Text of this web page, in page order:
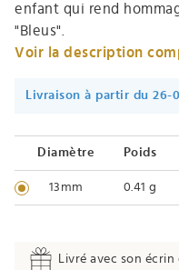
enfant qui rend
"Bleus".
Voir la description
Livraison à partir du 26-
Diamètre Poids
13mm 0.41 g
Livré avec son écrin